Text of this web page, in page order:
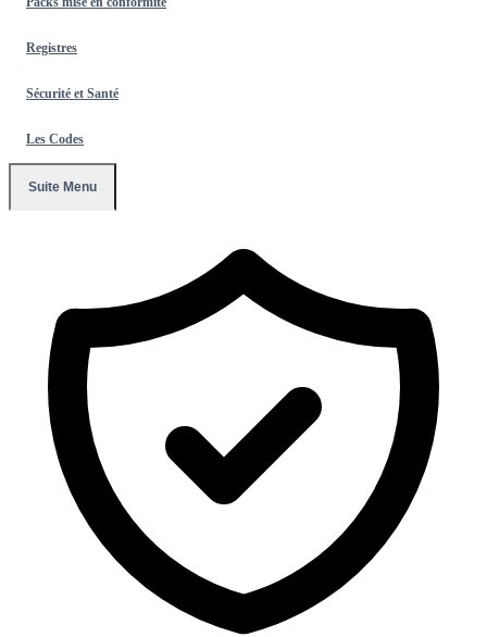
Registres
Sécurité et Santé
Les Codes
Suite Menu